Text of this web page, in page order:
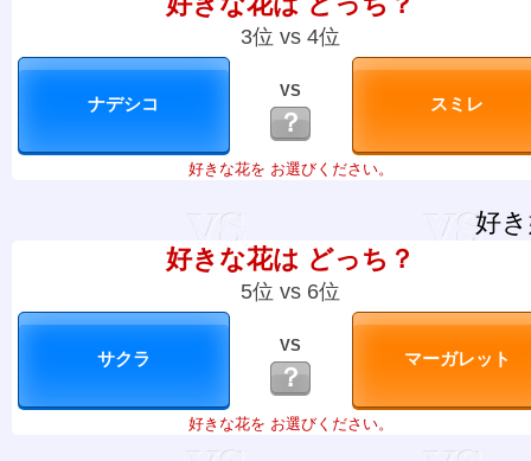
3位 vs 4位
VS
？
好きな花を お選びください。
好
好きな花は どっち？
5位 vs 6位
VS
？
好きな花を お選びください。